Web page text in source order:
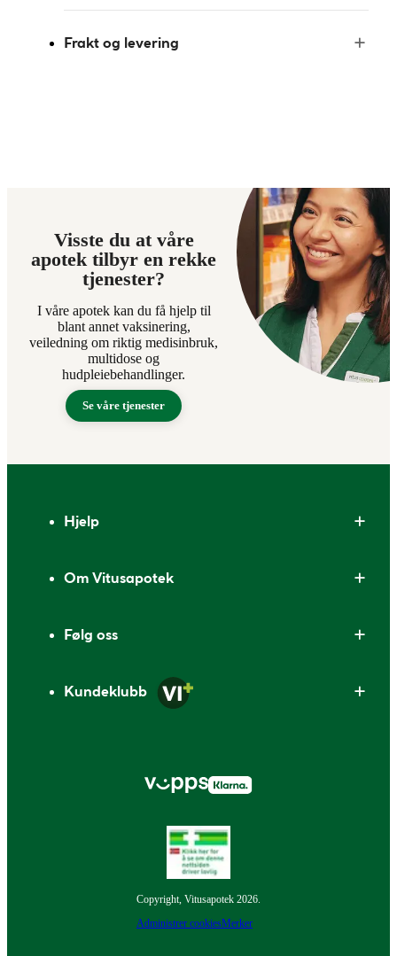
Frakt og levering
Visste du at våre
apotek tilbyr en rekke
tjenester?
I våre apotek kan du få hjelp til
blant annet vaksinering,
veiledning om riktig medisinbruk,
multidose og
hudpleiebehandlinger.
Se våre tjenester
Hjelp
Om Vitusapotek
Følg oss
Kundeklubb
Copyright, Vitusapotek 2026.
Administrer cookiesMerker